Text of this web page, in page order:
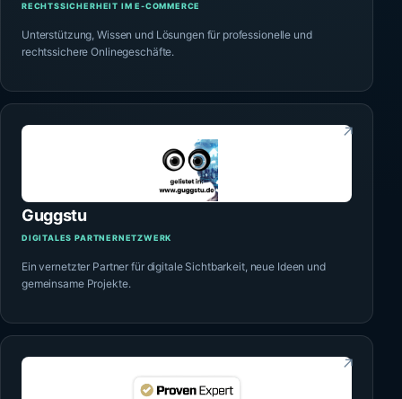
RECHTSSICHERHEIT IM E-COMMERCE
Unterstützung, Wissen und Lösungen für professionelle und
rechtssichere Onlinegeschäfte.
Guggstu
DIGITALES PARTNERNETZWERK
Ein vernetzter Partner für digitale Sichtbarkeit, neue Ideen und
gemeinsame Projekte.
↗
↗